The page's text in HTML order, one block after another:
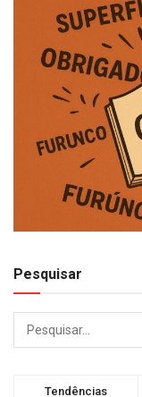
Pesquisar
Tendências